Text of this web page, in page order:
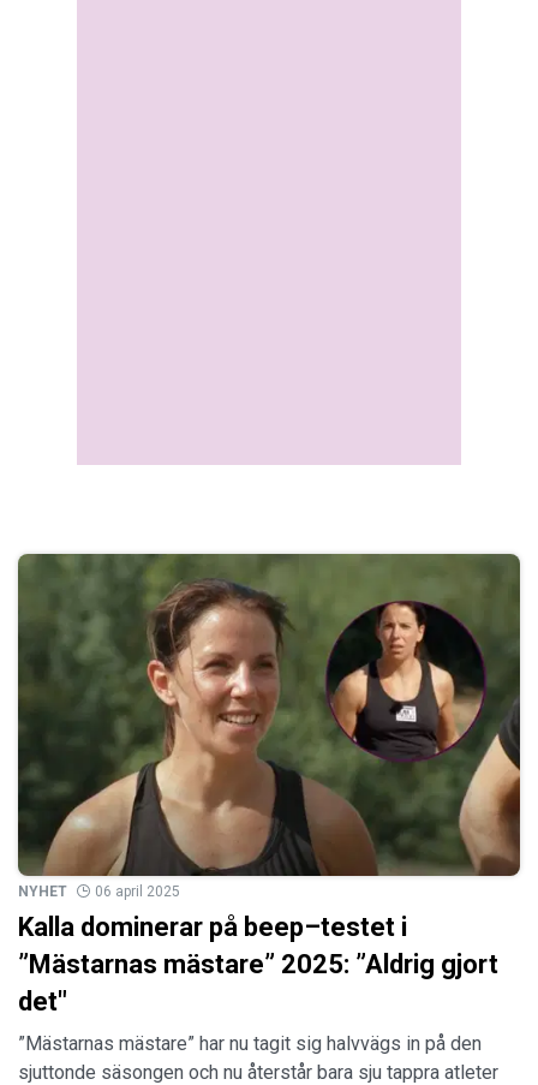
NYHET 06 april 2025
Kalla dominerar på beep–testet i
”Mästarnas mästare” 2025: ”Aldrig gjort
det"
”Mästarnas mästare” har nu tagit sig halvvägs in på den
sjuttonde säsongen och nu återstår bara sju tappra atleter